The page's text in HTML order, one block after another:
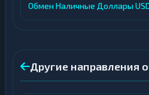
Обмен Наличные Доллары
Другие направления